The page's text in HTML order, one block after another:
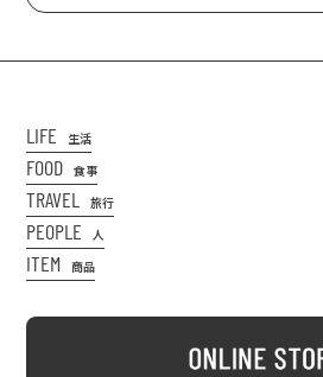
LIFE 生活
FOOD 食事
TRAVEL 旅行
PEOPLE 人
ITEM 商品